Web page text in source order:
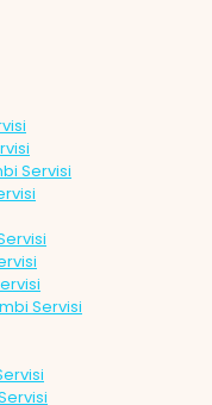
Servisi
Servisi